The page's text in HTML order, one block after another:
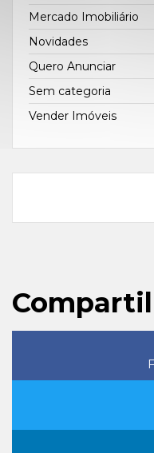
Mercado Imobiliário
Novidades
Quero Anunciar
Sem categoria
Vender Imóveis